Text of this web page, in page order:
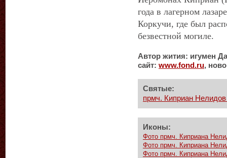
года в лагерном
Коркучи, где был
безвестной могиле.
Автор жития: игумен
сайт: www.fond .ru,
Святые:
прмч. Киприан
Иконы:
Фото прмч. Киприана
Фото прмч. Киприана
Фото прмч. Киприана